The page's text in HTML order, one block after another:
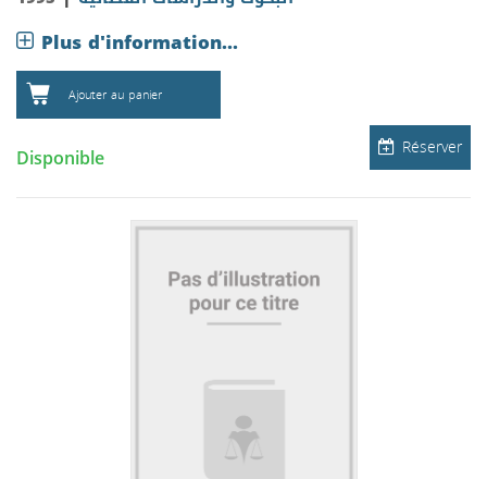
Plus d'information...
Ajouter au panier
Réserver
Disponible